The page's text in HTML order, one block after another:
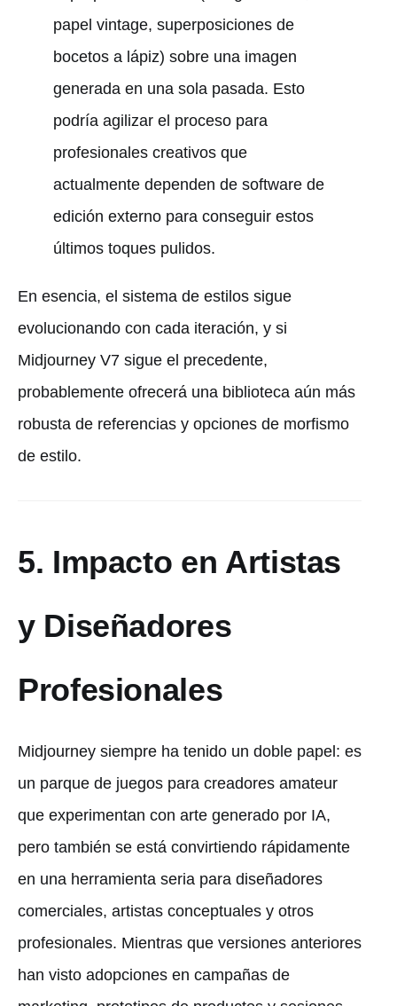
papel vintage, superposiciones de
bocetos a lápiz) sobre una imagen
generada en una sola pasada. Esto
podría agilizar el proceso para
profesionales creativos que
actualmente dependen de software de
edición externo para conseguir estos
últimos toques pulidos.
En esencia, el sistema de estilos sigue
evolucionando con cada iteración, y si
Midjourney V7 sigue el precedente,
probablemente ofrecerá una biblioteca aún más
robusta de referencias y opciones de morfismo
de estilo.
5. Impacto en Artistas
y Diseñadores
Profesionales
Midjourney siempre ha tenido un doble papel: es
un parque de juegos para creadores amateur
que experimentan con arte generado por IA,
pero también se está convirtiendo rápidamente
en una herramienta seria para diseñadores
comerciales, artistas conceptuales y otros
profesionales. Mientras que versiones anteriores
han visto adopciones en campañas de